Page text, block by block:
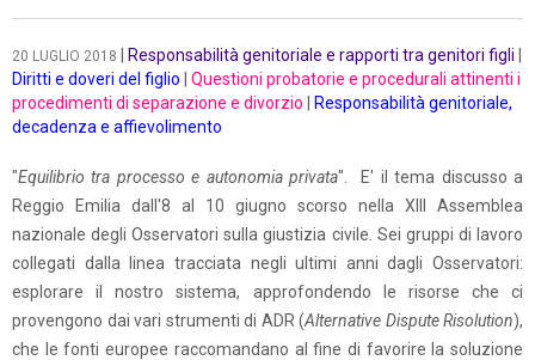
20 LUGLIO 2018 Responsabilità genitoriale e rapporti tra genitori figli
Diritti e doveri del figlio
Questioni probatorie e procedurali attinenti i
procedimenti di separazione e divorzio
Responsabilità genitoriale,
decadenza e affievolimento
"Equilibrio tra processo e autonomia privata". E' il tema discusso a
Reggio Emilia dall'8 al 10 giugno scorso nella XIII Assemblea
nazionale degli Osservatori sulla giustizia civile. Sei gruppi di lavoro
collegati dalla linea tracciata negli ultimi anni dagli Osservatori:
esplorare il nostro sistema, approfondendo le risorse che ci
provengono dai vari strumenti di ADR (Alternative Dispute Risolution),
che le fonti europee raccomandano al fine di favorire la soluzione